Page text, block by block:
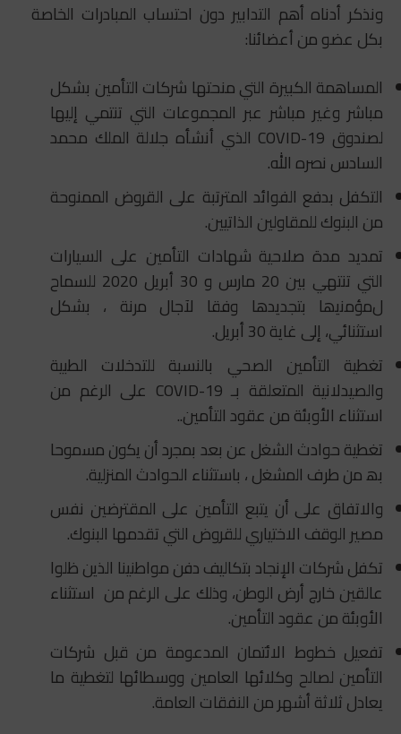
ونذكر أدناه أهم التدابير دون احتساب المبادرات الخاصة
بكل عضو من أعضائنا:
المساهمة الكبيرة التي منحتها شركات التأمين بشكل
مباشر وغير مباشر عبر المجموعات التي تنتمي إليها
لصندوق COVID-19 الذي أنشأه جلالة الملك محمد
السادس نصره الله.
التكفل بدفع الفوائد المترتبة على القروض الممنوحة
من البنوك للمقاولين الذاتيين.
تمديد مدة صلاحية شهادات التأمين على السيارات
التي تنتهي بين 20 مارس و 30 أبريل 2020 للسماح
لﻣؤﻣﻧﯾﮭﺎ بتجديدها وﻓﻘﺎ ﻵﺟﺎل ﻣرﻧﺔ ، بشكل
استثنائي، إﻟﻰ ﻏﺎﯾﺔ 30 أبريل.
تغطية التأمين الصحي بالنسبة للتدخلات الطبية
والصيدلانية المتعلقة بـ COVID-19 على الرغم من
استثناء الأوبئة من عقود التأمين..
تغطية حوادث الشغل عن بعد ﺑﻣﺟرد أن ﯾﻛون ﻣﺳﻣوﺣﺎ
ﺑﮫ ﻣن طرف اﻟﻣﺷﻐل ، ﺑﺎستثناء الحوادث المنزلية.
والاتفاق على أن يتبع التأمين على المقترضين نفس
مصير الوقف الاختياري للقروض التي تقدمها البنوك.
تكفل شركات الإنجاد بتكاليف دفن مواطنينا الذين ظلوا
عالقين خارج أرض الوطن، وذلك على الرغم من استثناء
الأوبئة من عقود التأمين.
تفعيل خطوط الائتمان المدعومة من قبل شركات
التأمين لصالح وكلائها العامين ووسطائها لتغطية ما
يعادل ثلاثة أشهر من النفقات العامة.